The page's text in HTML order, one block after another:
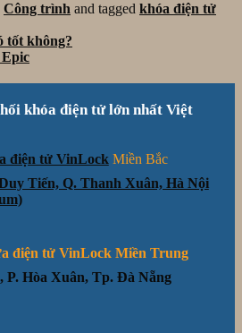
Công trình and tagged khóa điện tử
tốt không?
khóa điện tử lớn nhất Việt
điện tử VinLock Miền Bắc
Tiến, Q. Thanh Xuân, Hà Nội
điện tử VinLock Miền Trung
P. Hòa Xuân, Tp. Đà Nẵng